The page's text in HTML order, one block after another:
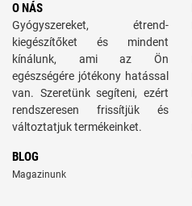
O NÁS
Gyógyszereket, étrend-
kiegészítőket és mindent
kínálunk, ami az Ön
egészségére jótékony hatással
van. Szeretünk segíteni, ezért
rendszeresen frissítjük és
változtatjuk termékeinket.
BLOG
Magazinunk